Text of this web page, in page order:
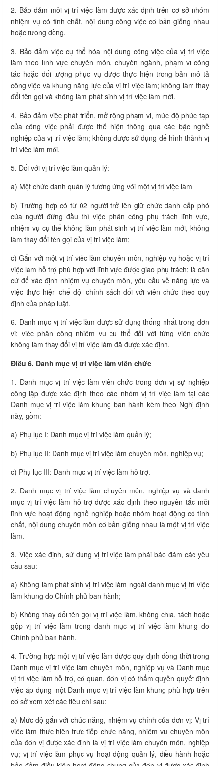
2. Bảo đảm mỗi vị trí việc làm được xác định trên cơ sở nhóm
nhiệm vụ có tính chất, nội dung công việc cơ bản giống nhau
hoặc tương đồng.
3. Bảo đảm việc cụ thể hóa nội dung công việc của vị trí việc
làm theo lĩnh vực chuyên môn, chuyên ngành, phạm vi công
tác hoặc đối tượng phục vụ được thực hiện trong bản mô tả
công việc và khung năng lực của vị trí việc làm; không làm thay
đổi tên gọi và không làm phát sinh vị trí việc làm mới.
4. Bảo đảm việc phát triển, mở rộng phạm vi, mức độ phức tạp
của công việc phải được thể hiện thông qua các bậc nghề
nghiệp của vị trí việc làm; không được sử dụng để hình thành vị
trí việc làm mới.
5. Đối với vị trí việc làm quản lý:
a) Một chức danh quản lý tương ứng với một vị trí việc làm;
b) Trường hợp có từ 02 người trở lên giữ chức danh cấp phó
của người đứng đầu thì việc phân công phụ trách lĩnh vực,
nhiệm vụ cụ thể không làm phát sinh vị trí việc làm mới, không
làm thay đổi tên gọi của vị trí việc làm;
c) Gắn với một vị trí việc làm chuyên môn, nghiệp vụ hoặc vị trí
việc làm hỗ trợ phù hợp với lĩnh vực được giao phụ trách; là căn
cứ để xác định nhiệm vụ chuyên môn, yêu cầu về năng lực và
việc thực hiện chế độ, chính sách đối với viên chức theo quy
định của pháp luật.
6. Danh mục vị trí việc làm được sử dụng thống nhất trong đơn
vị; việc phân công nhiệm vụ cụ thể đối với từng viên chức
không làm thay đổi vị trí việc làm đã được xác định.
Điều 6. Danh mục vị trí việc làm viên chức
1. Danh mục vị trí việc làm viên chức trong đơn vị sự nghiệp
công lập được xác định theo các nhóm vị trí việc làm tại các
Danh mục vị trí việc làm khung ban hành kèm theo Nghị định
này, gồm:
a) Phụ lục I: Danh mục vị trí việc làm quản lý;
b) Phụ lục II: Danh mục vị trí việc làm chuyên môn, nghiệp vụ;
c) Phụ lục III: Danh mục vị trí việc làm hỗ trợ.
2. Danh mục vị trí việc làm chuyên môn, nghiệp vụ và danh
mục vị trí việc làm hỗ trợ được xác định theo nguyên tắc mỗi
lĩnh vực hoạt động nghề nghiệp hoặc nhóm hoạt động có tính
chất, nội dung chuyên môn cơ bản giống nhau là một vị trí việc
làm.
3. Việc xác định, sử dụng vị trí việc làm phải bảo đảm các yêu
cầu sau:
a) Không làm phát sinh vị trí việc làm ngoài danh mục vị trí việc
làm khung do Chính phủ ban hành;
b) Không thay đổi tên gọi vị trí việc làm, không chia, tách hoặc
gộp vị trí việc làm trong danh mục vị trí việc làm khung do
Chính phủ ban hành.
4. Trường hợp một vị trí việc làm được quy định đồng thời trong
Danh mục vị trí việc làm chuyên môn, nghiệp vụ và Danh mục
vị trí việc làm hỗ trợ, cơ quan, đơn vị có thẩm quyền quyết định
việc áp dụng một Danh mục vị trí việc làm khung phù hợp trên
cơ sở xem xét các tiêu chí sau:
a) Mức độ gắn với chức năng, nhiệm vụ chính của đơn vị: Vị trí
việc làm thực hiện trực tiếp chức năng, nhiệm vụ chuyên môn
của đơn vị được xác định là vị trí việc làm chuyên môn, nghiệp
vụ; vị trí việc làm phục vụ hoạt động quản lý, điều hành hoặc